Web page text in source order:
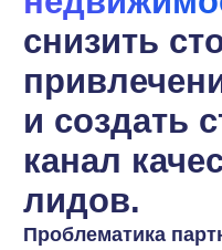
канал
лидов.
в нише недвижимости
Высокая стоимость и
привлечения клиентов
через традиционные
и контекстная реклама).
Каждый лид требует
инвестиций, а сделка